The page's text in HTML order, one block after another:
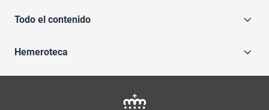
Todo el contenido
Hemeroteca